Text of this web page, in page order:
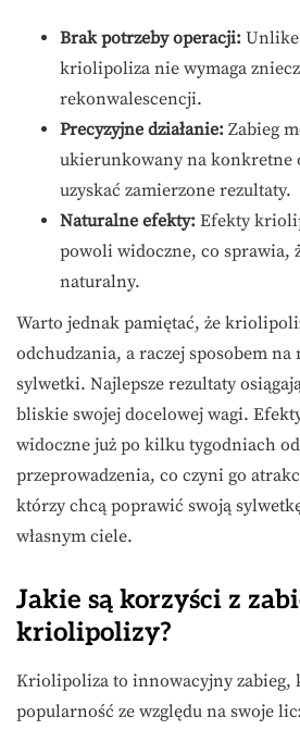
Brak potrzeby operacji:
kriolipoliza nie wymaga
rekonwalescencji.
Precyzyjne działanie: Zabieg
ukierunkowany na konkretne
uzyskać zamierzone rezultaty.
Naturalne efekty: Efekty
powoli widoczne, co sprawia,
naturalny.
Warto jednak pamiętać, że
odchudzania, a raczej sposobem na
sylwetki. Najlepsze rezultaty
bliskie swojej docelowej wagi.
widoczne już po kilku tygodniach
przeprowadzenia, co czyni go
którzy chcą poprawić swoją
własnym ciele.
Jakie są korzyści z
kriolipolizy?
Kriolipoliza to innowacyjny zabieg,
popularność ze względu na swoje